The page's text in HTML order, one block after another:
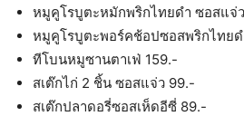
หมูคูโรบูตะหมักพริกไทยดำ ซอสแจ่
หมูคูโรบูตะพอร์คช้อปซอสพริกไทยด
ทีโบนหมูซานตาเฟ่ 159.-
สเต๊กไก่ 2 ชิ้น ซอสแจ่ว 99.-
สเต๊กปลาดอรี่ซอสเห็ดอีซี่ 89.-